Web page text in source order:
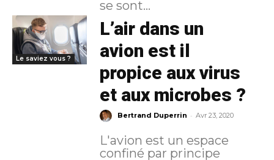
se sont...
Le saviez vous ?
L’air dans un
avion est il
propice aux virus
et aux microbes ?
Bertrand Duperrin - Avr 23, 2020
L'avion est un espace
confiné par principe